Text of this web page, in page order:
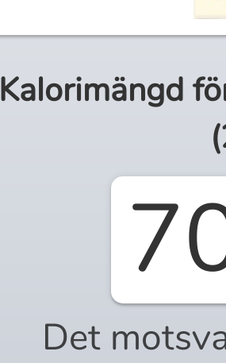
Kalorimängd
(
Det